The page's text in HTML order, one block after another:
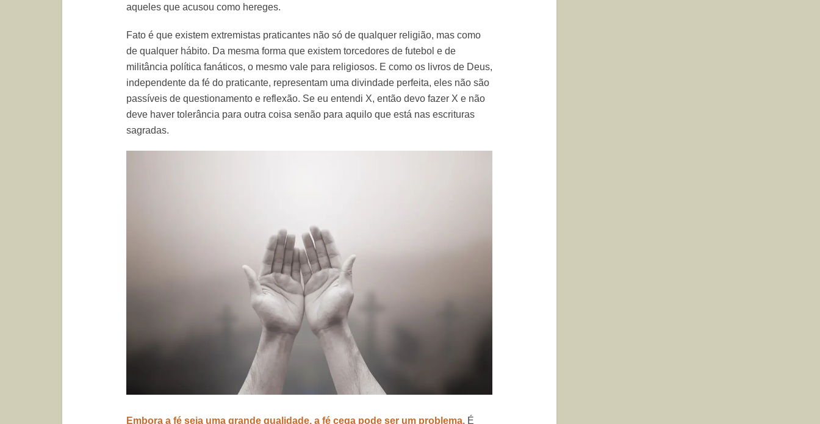
aqueles que acusou como hereges.
Fato é que existem extremistas praticantes não só de qualquer religião, mas como
de qualquer hábito. Da mesma forma que existem torcedores de futebol e de
militância política fanáticos, o mesmo vale para religiosos. E como os livros de Deus,
independente da fé do praticante, representam uma divindade perfeita, eles não são
passíveis de questionamento e reflexão. Se eu entendi X, então devo fazer X e não
deve haver tolerância para outra coisa senão para aquilo que está nas escrituras
sagradas.
Embora a fé seja uma grande qualidade, a fé cega pode ser um problema. É